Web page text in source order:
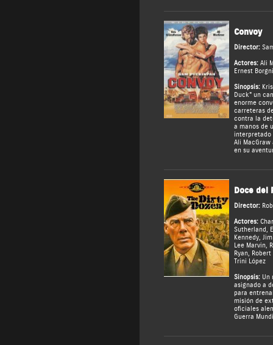
Convoy
Director:
Actores: Ali
Ernest
Sinopsis:Kris
Duck" un
enorme
carreteras
contra la
a manos de
interpretado
Ali
en su
Doce del
Director:
Actores:
Sutherland,
Kennedy,
Lee Marvin,
Ryan, Robert
Trini López
Sinopsis:Un
asignado a
para
misión de
oficiales
Guerra